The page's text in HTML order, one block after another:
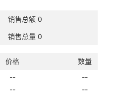
销售总额 0
销售总量 0
价格
数量
--
--
--
--